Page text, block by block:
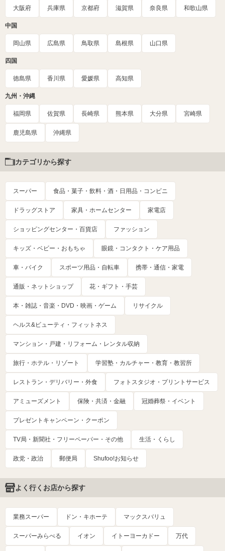
大阪府 兵庫県 京都府 滋賀県 奈良県 和歌山県
中国
岡山県 広島県 鳥取県 島根県 山口県
四国
徳島県 香川県 愛媛県 高知県
九州・沖縄
福岡県 佐賀県 長崎県 熊本県 大分県 宮崎県
鹿児島県 沖縄県
カテゴリから探す
スーパー 食品・菓子・飲料・酒・日用品・コンビニ
ドラッグストア 家具・ホームセンター 家電店
ショッピングセンター・百貨店 ファッション
キッズ・ベビー・おもちゃ 眼鏡・コンタクト・ケア用品
車・バイク スポーツ用品・自転車 携帯・通信・家電
通販・ネットショップ 花・ギフト・手芸
本・雑誌・音楽・DVD・映画・ゲーム リサイクル
ヘルス&ビューティ・フィットネス
マンション・戸建・リフォーム・レンタル収納
旅行・ホテル・リゾート 学習塾・カルチャー・教育・教習所
レストラン・デリバリー・外食 フォトスタジオ・プリントサービス
アミューズメント 保険・共済・金融 冠婚葬祭・イベント
プレゼントキャンペーン・クーポン
TV局・新聞社・フリーペーパー・その他 生活・くらし
政党・政治 郵便局 Shufoo!お知らせ
よく行くお店から探す
業務スーパー ドン・キホーテ マックスバリュ
スーパーみらべる イオン イトーヨーカドー 万代